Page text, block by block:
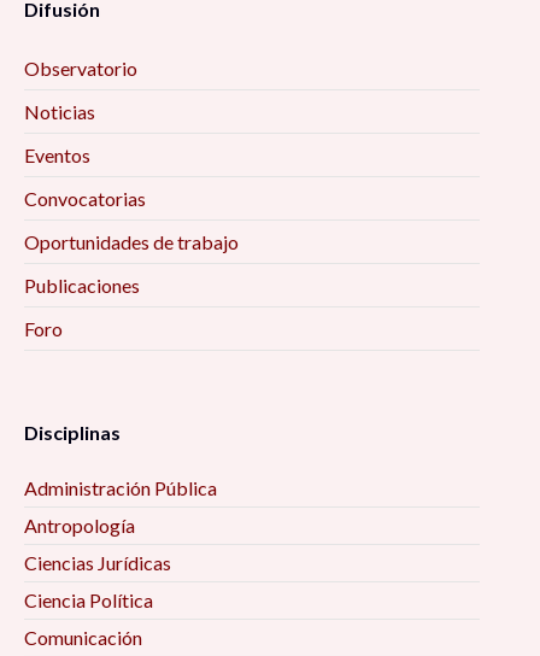
Difusión
Observatorio
Noticias
Eventos
Convocatorias
Oportunidades de trabajo
Publicaciones
Foro
Disciplinas
Administración Pública
Antropología
Ciencias Jurídicas
Ciencia Política
Comunicación